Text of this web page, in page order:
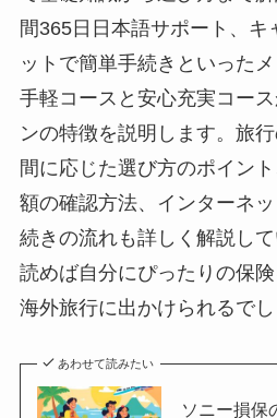
間365日日本語サポート、キ
ットで簡単手続きといった
手軽コースと安心充実コー
ンの特徴を説明します。旅
間に応じた選び方のポイン
額の確認方法、インターネ
続きの流れも詳しく解説し
読めば自分にぴったりの保
海外旅行に出かけられるでし
あわせて読みたい
ソニー損保